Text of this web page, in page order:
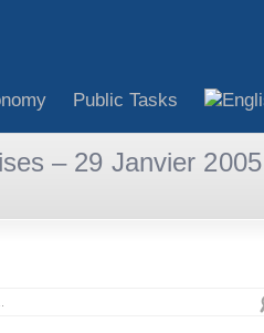
Public Tasks
– 29 Janvier 2005